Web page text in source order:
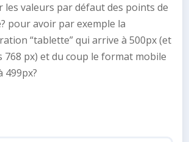
les valeurs par défaut des points de
pour avoir par exemple la
“tablette” qui arrive à 500px (et
768 px) et du coup le format mobile
499px?